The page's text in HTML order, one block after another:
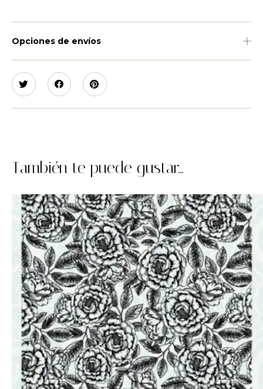
Opciones de envíos
También te puede gustar...